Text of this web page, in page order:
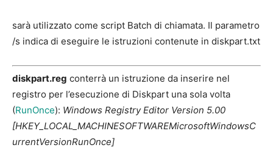
sarà utilizzato come script Batch di chiamata. Il parametro
/s indica di eseguire le istruzioni contenute in diskpart.txt
diskpart.reg conterrà un istruzione da inserire nel
registro per l’esecuzione di Diskpart una sola volta
(RunOnce): Windows Registry Editor Version 5.00
[HKEY_LOCAL_MACHINESOFTWAREMicrosoftWindowsC
urrentVersionRunOnce]